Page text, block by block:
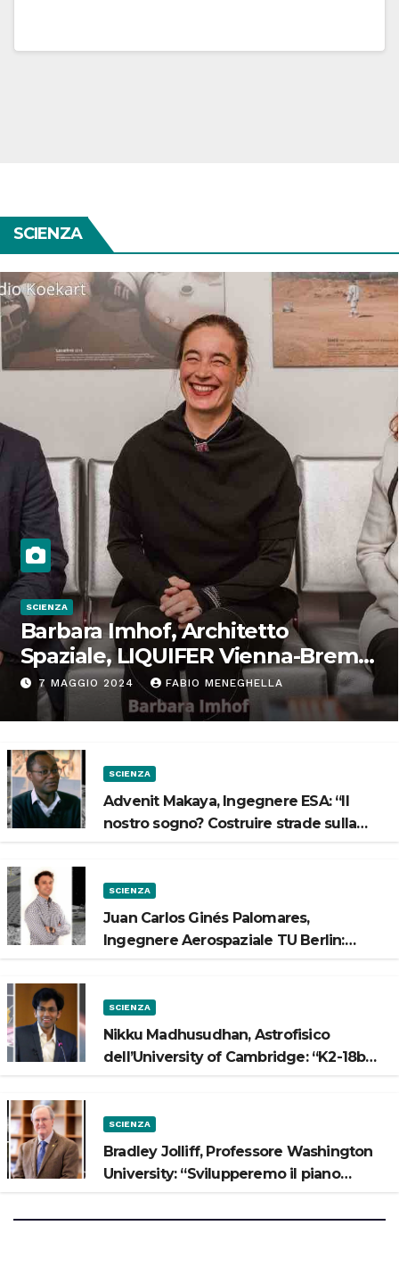
SCIENZA
SCIENZA
Barbara Imhof, Architetto
Spaziale, LIQUIFER Vienna-Brema:
“Progettiamo habitat per lo
Spazio”
7 MAGGIO 2024 FABIO MENEGHELLA
SCIENZA
Advenit Makaya, Ingegnere ESA: “Il
nostro sogno? Costruire strade sulla
SCIENZA
Juan Carlos Ginés Palomares,
Ingegnere Aerospaziale TU Berlin:
SCIENZA
Nikku Madhusudhan, Astrofisico
dell’University of Cambridge: “K2-18b
SCIENZA
Bradley Jolliff, Professore Washington
University: “Svilupperemo il piano